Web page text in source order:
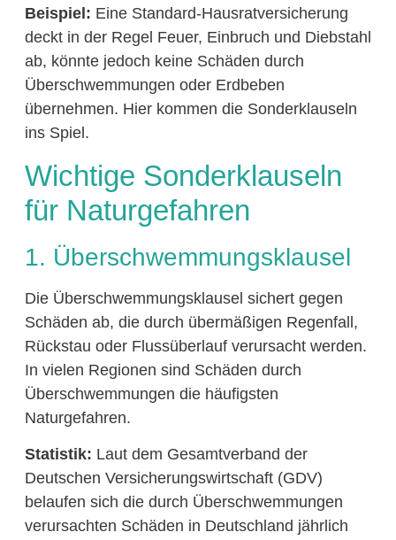
Beispiel: Eine Standard-Hausratversicherung
deckt in der Regel Feuer, Einbruch und Diebstahl
ab, könnte jedoch keine Schäden durch
Überschwemmungen oder Erdbeben
übernehmen. Hier kommen die Sonderklauseln
ins Spiel.
Wichtige Sonderklauseln
für Naturgefahren
1. Überschwemmungsklausel
Die Überschwemmungsklausel sichert gegen
Schäden ab, die durch übermäßigen Regenfall,
Rückstau oder Flussüberlauf verursacht werden.
In vielen Regionen sind Schäden durch
Überschwemmungen die häufigsten
Naturgefahren.
Statistik: Laut dem Gesamtverband der
Deutschen Versicherungswirtschaft (GDV)
belaufen sich die durch Überschwemmungen
verursachten Schäden in Deutschland jährlich